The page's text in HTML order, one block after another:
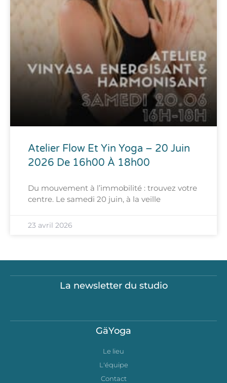
Atelier Flow Et Yin Yoga – 20 Juin
2026 De 16h00 À 18h00
Du mouvement à l’immobilité : trouvez votre
centre. Le samedi 20 juin, à la veille
23 avril 2026
La newsletter du studio
GäYoga
Le lieu
L'équipe
Contact